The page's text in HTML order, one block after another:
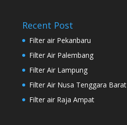
Recent Post
Filter air Pekanbaru
Filter Air Palembang
Filter Air Lampung
Filter Air Nusa Tenggara Barat
Filter air Raja Ampat